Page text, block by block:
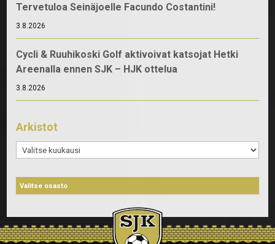
Tervetuloa Seinäjoelle Facundo Costantini!
3.8.2026
Cycli & Ruuhikoski Golf aktivoivat katsojat Hetki
Areenalla ennen SJK – HJK ottelua
3.8.2026
Arkistot
Arkistot